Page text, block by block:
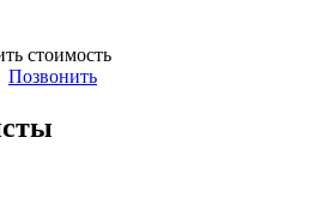
стоимость
Позвонить